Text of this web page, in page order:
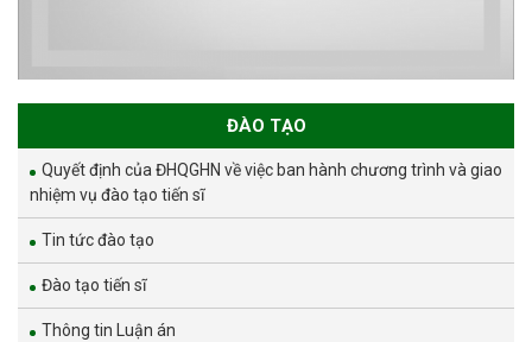
ĐÀO TẠO
Quyết định của ĐHQGHN về việc ban hành chương trình và giao
nhiệm vụ đào tạo tiến sĩ
Tin tức đào tạo
Đào tạo tiến sĩ
Thông tin Luận án